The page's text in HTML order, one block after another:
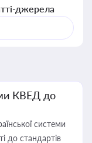
джерела
КВЕД до
системи
до стандартів